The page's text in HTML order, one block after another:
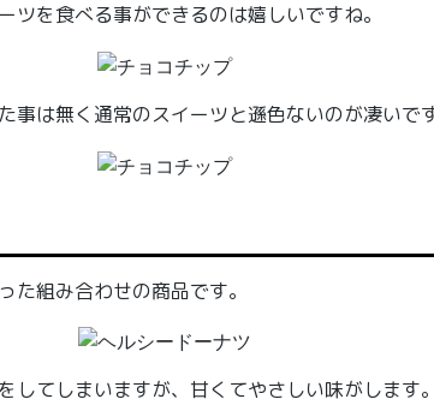
を食べる事ができるのは嬉しいですね。
事は無く通常のスイーツと遜色ないのが凄いで
た組み合わせの商品です。
してしまいますが、甘くてやさしい味がします